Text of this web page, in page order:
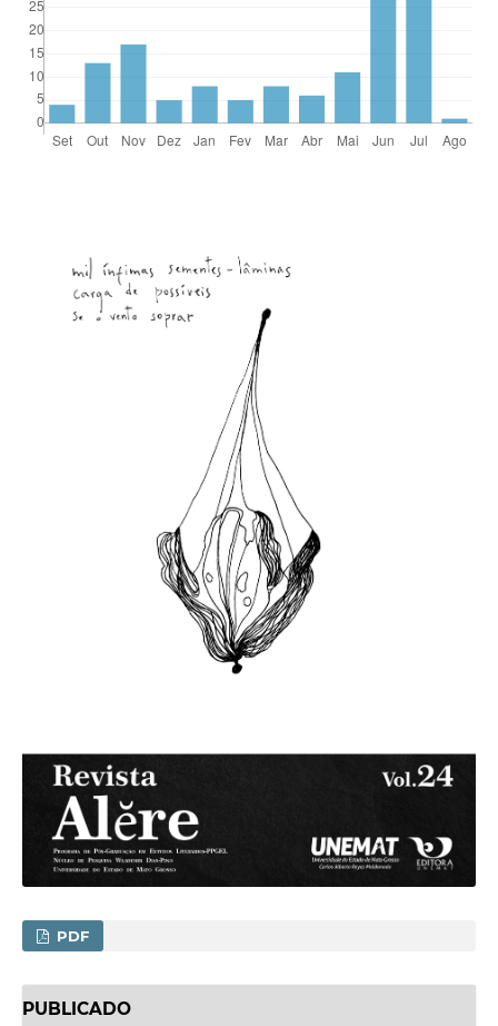
PDF
PUBLICADO